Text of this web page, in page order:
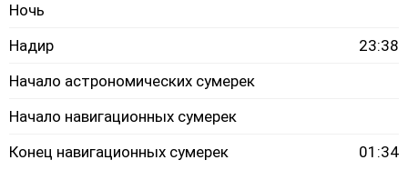
Ночь
Надир
23:38
Начало астрономических сумерек
Начало навигационных сумерек
Конец навигационных сумерек
01:34